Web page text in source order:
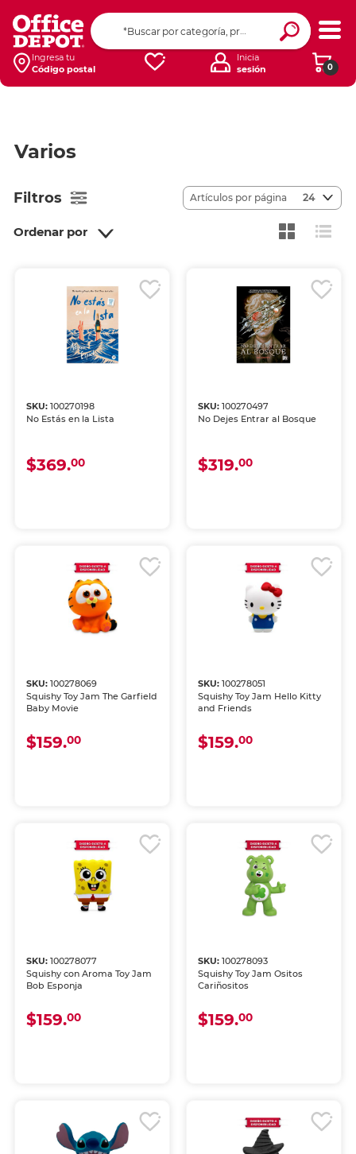
Ingresa tu
Código postal
0
Inicia
sesión
Varios
Filtros
Ordenar por
Artículos por página 24
SKU:100270198
No Estás en la Lista
$369.00
SKU: 100270497
No Dejes Entrar al Bosque
$319.00
SKU:100278069
Squishy Toy Jam The Garfield
Baby Movie
$159.00
SKU: 100278051
Squishy Toy Jam Hello Kitty
and Friends
$159.00
SKU:100278077
Squishy con Aroma Toy Jam
Bob Esponja
$159.00
SKU: 100278093
Squishy Toy Jam Ositos
Cariñositos
$159.00